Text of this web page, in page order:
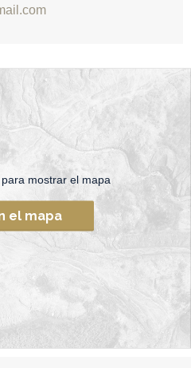
mostrar el mapa
el mapa